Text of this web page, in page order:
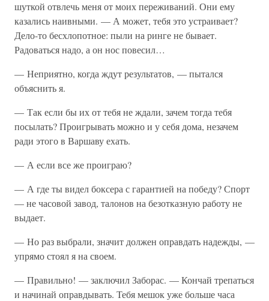
шуткой отвлечь меня от моих переживаний. Они ему
казались наивными. — А может, тебя это устраивает?
Дело-то бесхлопотное: пыли на ринге не бывает.
Радоваться надо, а он нос повесил…
— Неприятно, когда ждут результатов, — пытался
объяснить я.
— Так если бы их от тебя не ждали, зачем тогда тебя
посылать? Проигрывать можно и у себя дома, незачем
ради этого в Варшаву ехать.
— А если все же проиграю?
— А где ты видел боксера с гарантией на победу? Спорт
— не часовой завод, талонов на безотказную работу не
выдает.
— Но раз выбрали, значит должен оправдать надежды, —
упрямо стоял я на своем.
— Правильно! — заключил Заборас. — Кончай трепаться
и начинай оправдывать. Тебя мешок уже больше часа